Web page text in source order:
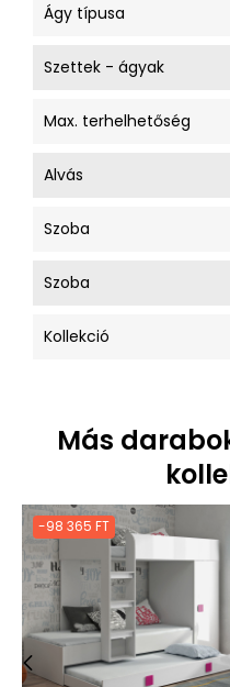
Ágy típusa
Szettek - ágyak
Max. terhelhetőség
Alvás
Szoba
Szoba
Kollekció
Más
-98 365 FT